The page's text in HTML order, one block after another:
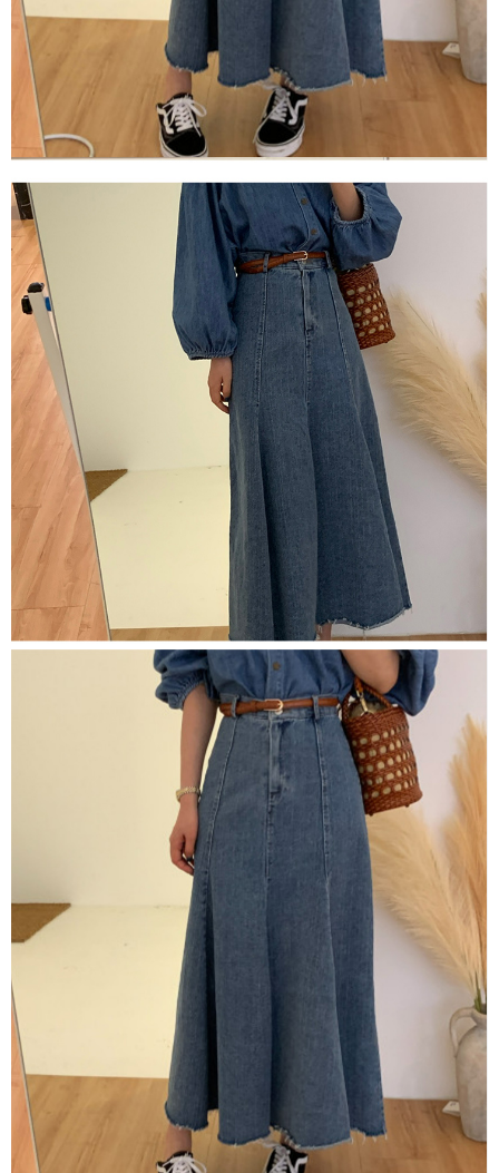
權轉讓予恩沛科技股份有限公司。
https://aftee.tw/terms/#terms3
３．未成年的使用者請事先徵得法定代理人或監護人之同意方可使用
「AFTEE先享後付」，若未經同意申辦者引起之損失，本公司不負相關責
任。
４．使用「AFTEE先享後付」時，將依據個別帳號之用戶狀況，依本公司即
時審查核予不同之上限額度；若仍有額度不足之情形，本公司將視審查結果
５．嚴禁一人註冊多個帳號或使用他人資訊註冊。若發現惡意使用之情形，
恩沛科技股份有限公司將有權停止該用戶之使用額度並採取法律行動。
付款後7-11取貨
每筆NT$80，滿NT$1,500(含以上)免運費
宅配
每筆NT$100，滿NT$1,500(含以上)免運費
海外宅配 查看運費